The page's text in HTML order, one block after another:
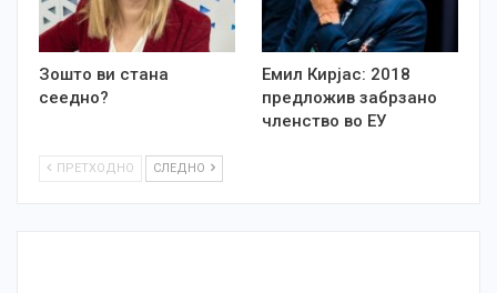
Зошто ви стана
сеедно?
Емил Кирјас: 2018
предложив забрзано
членство во ЕУ
ПРЕТХОДНО СЛЕДНО